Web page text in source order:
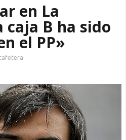
en La
caja B ha sido
el PP»